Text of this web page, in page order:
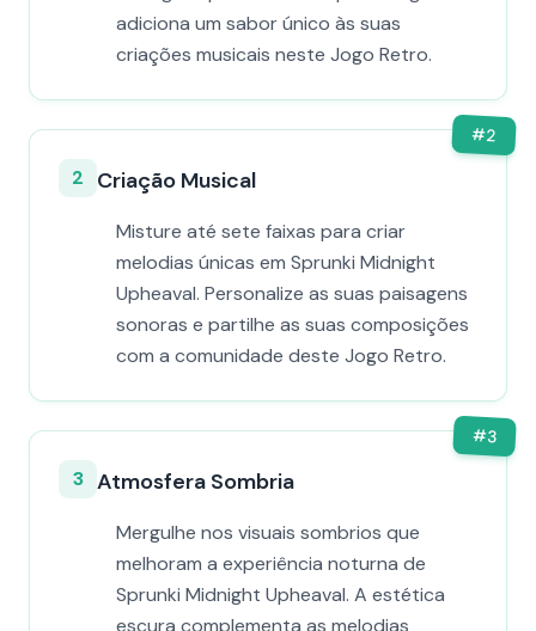
adiciona um sabor único às suas
criações musicais neste Jogo Retro.
#2
2 Criação Musical
Misture até sete faixas para criar
melodias únicas em Sprunki Midnight
Upheaval. Personalize as suas paisagens
sonoras e partilhe as suas composições
com a comunidade deste Jogo Retro.
#3
3 Atmosfera Sombria
Mergulhe nos visuais sombrios que
melhoram a experiência noturna de
Sprunki Midnight Upheaval. A estética
escura complementa as melodias